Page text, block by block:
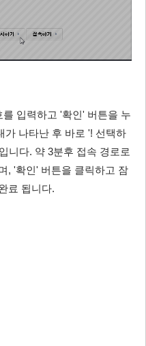
입력하고 '확인' 버튼을 누
가 나타난 후 바로 '! 선택하
니다. 약 3분후 접속 경로로
, '확인' 버튼을 클릭하고 잠
료 됩니다.